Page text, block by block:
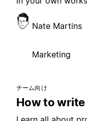
Nate Martins
Marketing
チーム向け
How to write